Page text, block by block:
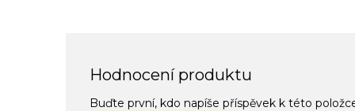
Hodnocení produktu
Buďte první, kdo napíše příspěvek k této